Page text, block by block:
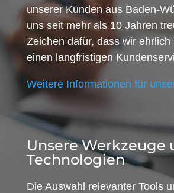
unserer Kunden aus Baden-
uns seit mehr als 10 Jahren
Zeichen dafür, dass wir ehrlich
einen langfristigen
Weitere Informationen für
Unsere Werkzeuge
Technologien
Die Auswahl relevanter Tools